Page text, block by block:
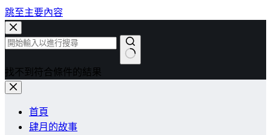
跳至主要內容
找不到符合條件的結果
首頁
肆月的故事